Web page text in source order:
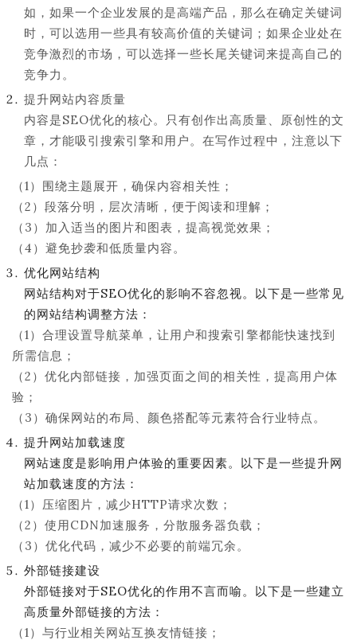
如，如果一个企业发展的是高端产品，那么在确定关键词
时，可以选用一些具有较高价值的关键词；如果企业处在
竞争激烈的市场，可以选择一些长尾关键词来提高自己的
竞争力。
提升网站内容质量
内容是SEO优化的核心。只有创作出高质量、原创性的文
章，才能吸引搜索引擎和用户。在写作过程中，注意以下
几点：
（1）围绕主题展开，确保内容相关性；
（2）段落分明，层次清晰，便于阅读和理解；
（3）加入适当的图片和图表，提高视觉效果；
（4）避免抄袭和低质量内容。
优化网站结构
网站结构对于SEO优化的影响不容忽视。以下是一些常见
的网站结构调整方法：
（1）合理设置导航菜单，让用户和搜索引擎都能快速找到
所需信息；
（2）优化内部链接，加强页面之间的相关性，提高用户体
验；
（3）确保网站的布局、颜色搭配等元素符合行业特点。
提升网站加载速度
网站速度是影响用户体验的重要因素。以下是一些提升网
站加载速度的方法：
（1）压缩图片，减少HTTP请求次数；
（2）使用CDN加速服务，分散服务器负载；
（3）优化代码，减少不必要的前端冗余。
外部链接建设
外部链接对于SEO优化的作用不言而喻。以下是一些建立
高质量外部链接的方法：
（1）与行业相关网站互换友情链接；